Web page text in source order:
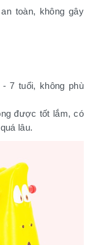
toàn, không gây
7 tuổi, không phù
được tốt lắm, có
lâu.